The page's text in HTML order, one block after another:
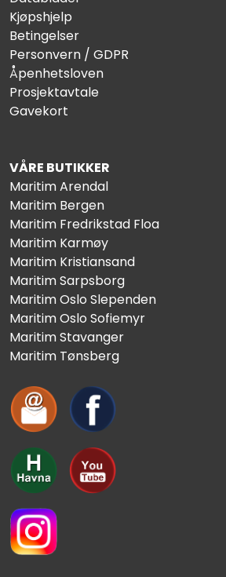
Kjøpshjelp
Betingelser
Personvern / GDPR
Åpenhetsloven
Prosjektavtale
Gavekort
VÅRE BUTIKKER
Maritim Arendal
Maritim Bergen
Maritim Fredrikstad Floa
Maritim Karmøy
Maritim Kristiansand
Maritim Sarpsborg
Maritim Oslo Slependen
Maritim Oslo Sofiemyr
Maritim Stavanger
Maritim Tønsberg